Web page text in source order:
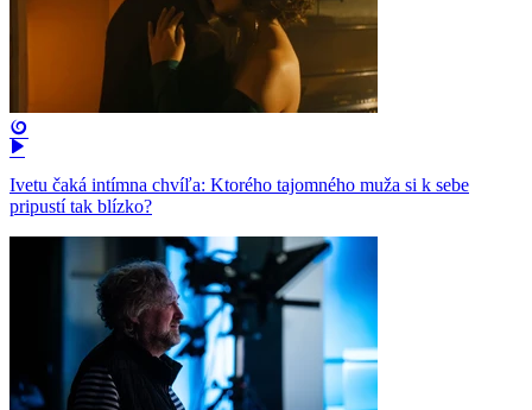
Ivetu čaká intímna chvíľa: Ktorého tajomného muža si k sebe
pripustí tak blízko?